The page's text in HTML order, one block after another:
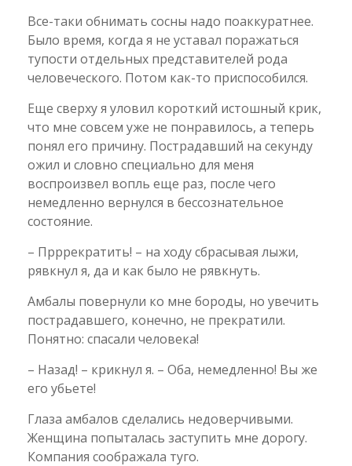
Все-таки обнимать сосны надо поаккуратнее.
Было время, когда я не уставал поражаться
тупости отдельных представителей рода
человеческого. Потом как-то приспособился.
Еще сверху я уловил короткий истошный крик,
что мне совсем уже не понравилось, а теперь
понял его причину. Пострадавший на секунду
ожил и словно специально для меня
воспроизвел вопль еще раз, после чего
немедленно вернулся в бессознательное
состояние.
– Прррекратить! – на ходу сбрасывая лыжи,
рявкнул я, да и как было не рявкнуть.
Амбалы повернули ко мне бороды, но увечить
пострадавшего, конечно, не прекратили.
Понятно: спасали человека!
– Назад! – крикнул я. – Оба, немедленно! Вы же
его убьете!
Глаза амбалов сделались недоверчивыми.
Женщина попыталась заступить мне дорогу.
Компания соображала туго.